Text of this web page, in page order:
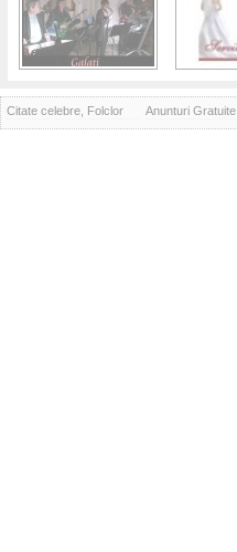
Citate celebre, Folclor Anunturi Gratuite